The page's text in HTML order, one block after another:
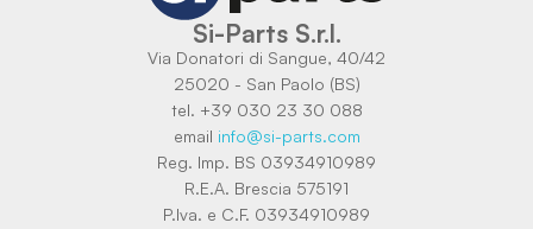
Si-Parts S.r.l.
Via Donatori di Sangue, 40/42
25020 - San Paolo (BS)
tel. +39 030 23 30 088
email info@si-parts.com
Reg. Imp. BS 03934910989
R.E.A. Brescia 575191
P.Iva. e C.F. 03934910989